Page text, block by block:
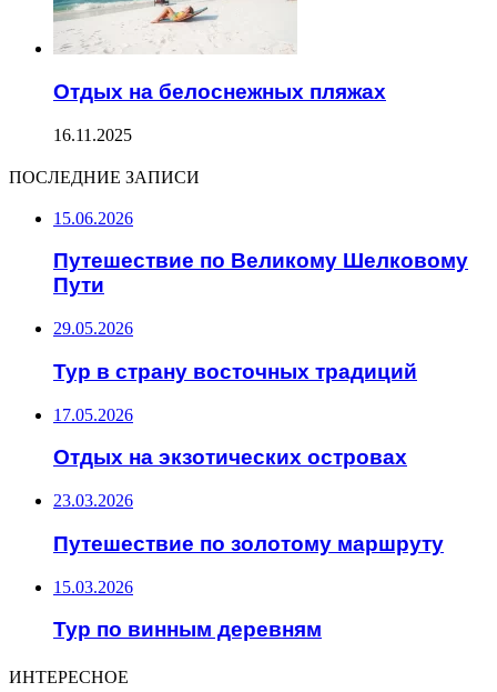
Отдых на белоснежных пляжах
16.11.2025
ПОСЛЕДНИЕ ЗАПИСИ
15.06.2026
Путешествие по Великому Шелковому
Пути
29.05.2026
Тур в страну восточных традиций
17.05.2026
Отдых на экзотических островах
23.03.2026
Путешествие по золотому маршруту
15.03.2026
Тур по винным деревням
ИНТЕРЕСНОЕ